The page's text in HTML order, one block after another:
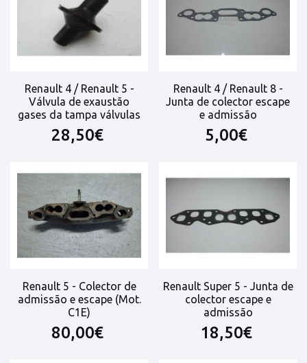
Renault 4 / Renault 5 -
Válvula de exaustão
gases da tampa válvulas
28,50€
Renault 4 / Renault 8 -
Junta de colector escape
e admissão
5,00€
Renault 5 - Colector de
admissão e escape (Mot.
C1E)
80,00€
Renault Super 5 - Junta de
colector escape e
admissão
18,50€